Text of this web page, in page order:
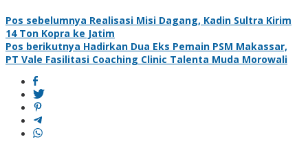
Pos sebelumnya Realisasi Misi Dagang, Kadin Sultra Kirim
14 Ton Kopra ke Jatim
Pos berikutnya Hadirkan Dua Eks Pemain PSM Makassar,
PT Vale Fasilitasi Coaching Clinic Talenta Muda Morowali